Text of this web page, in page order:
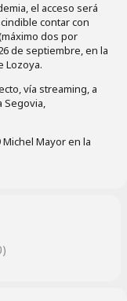
el acceso será
contar con
dos por
de septiembre, en la
Lozoya.
vía streaming, a
Segovia,
Mayor en la